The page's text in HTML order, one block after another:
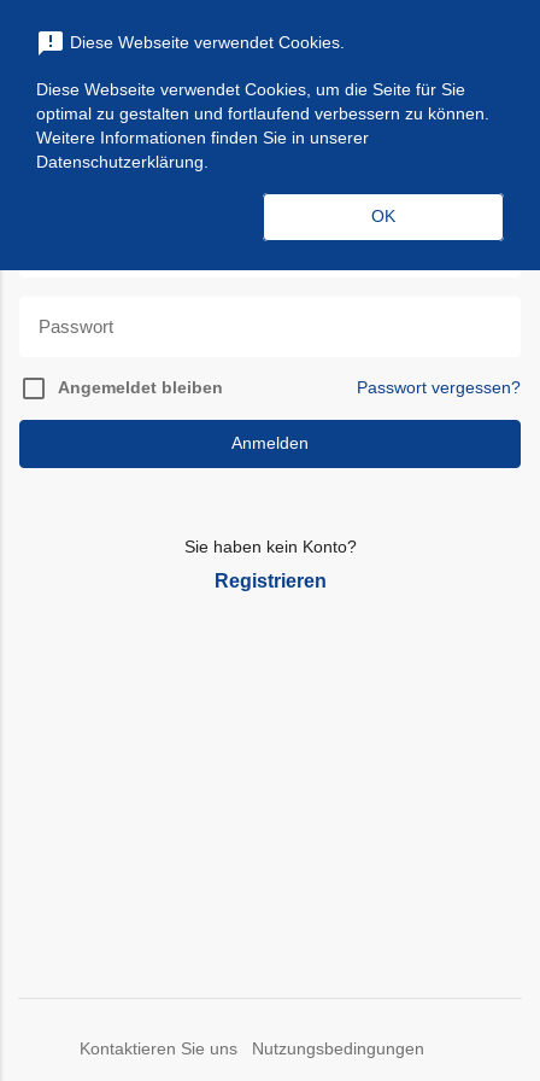
menu
Suchen
Anmelden
check_box_outline_blank Angemeldet bleiben Passwort vergessen?
Anmelden
Sie haben kein Konto?
Registrieren
Kontaktieren Sie uns Nutzungsbedingungen
announcement Diese Webseite verwendet Cookies.
Diese Webseite verwendet Cookies, um die Seite für Sie
optimal zu gestalten und fortlaufend verbessern zu können.
Weitere Informationen finden Sie in unserer
Datenschutzerklärung.
OK